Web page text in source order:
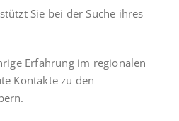
Sie bei der Suche ihres
Erfahrung im regionalen
Kontakte zu den